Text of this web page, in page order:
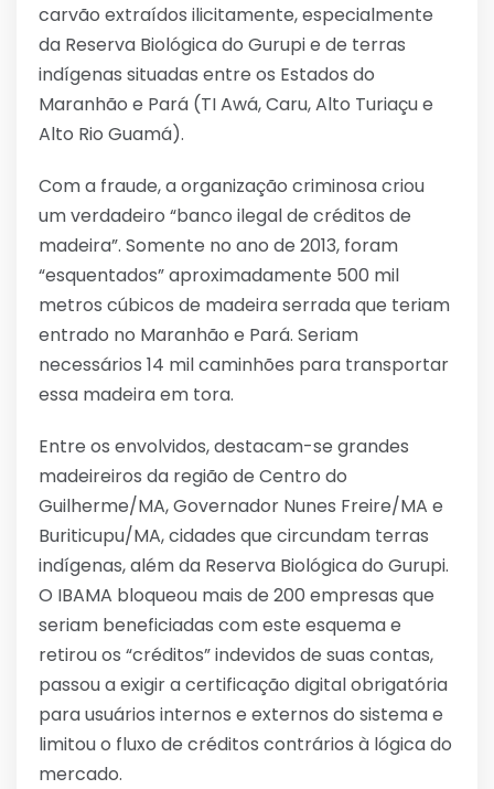
carvão extraídos ilicitamente, especialmente
da Reserva Biológica do Gurupi e de terras
indígenas situadas entre os Estados do
Maranhão e Pará (TI Awá, Caru, Alto Turiaçu e
Alto Rio Guamá).
Com a fraude, a organização criminosa criou
um verdadeiro “banco ilegal de créditos de
madeira”. Somente no ano de 2013, foram
“esquentados” aproximadamente 500 mil
metros cúbicos de madeira serrada que teriam
entrado no Maranhão e Pará. Seriam
necessários 14 mil caminhões para transportar
essa madeira em tora.
Entre os envolvidos, destacam-se grandes
madeireiros da região de Centro do
Guilherme/MA, Governador Nunes Freire/MA e
Buriticupu/MA, cidades que circundam terras
indígenas, além da Reserva Biológica do Gurupi.
O IBAMA bloqueou mais de 200 empresas que
seriam beneficiadas com este esquema e
retirou os “créditos” indevidos de suas contas,
passou a exigir a certificação digital obrigatória
para usuários internos e externos do sistema e
limitou o fluxo de créditos contrários à lógica do
mercado.